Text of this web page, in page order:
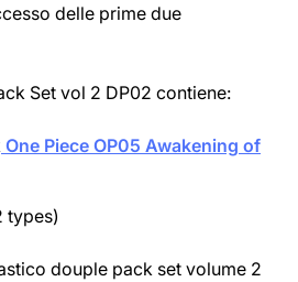
delle prime due
Set vol 2 DP02 contiene:
One Piece OP05 Awakening of
types)
douple pack set volume 2